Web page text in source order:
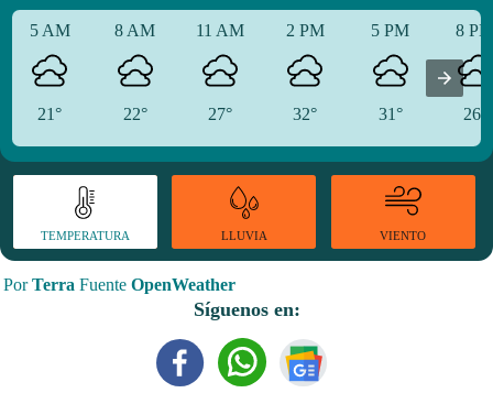
5 AM
21°
8 AM
22°
11 AM
27°
2 PM
32°
5 PM
31°
8
26°
TEMPERATURA LLUVIA VIENTO
PorTerra Fuente OpenWeather
Síguenos en: